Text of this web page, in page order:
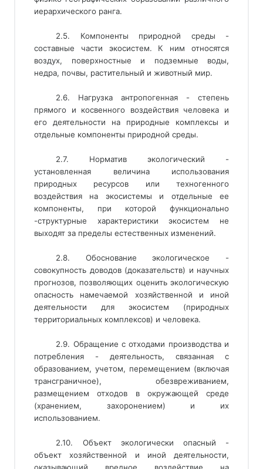
иерархического ранга.
2.5. Компоненты природной среды -
составные части экосистем. К ним относятся
воздух, поверхностные и подземные воды,
недра, почвы, растительный и животный мир.
2.6. Нагрузка антропогенная - степень
прямого и косвенного воздействия человека и
его деятельности на природные комплексы и
отдельные компоненты природной среды.
2.7. Норматив экологический -
установленная величина использования
природных ресурсов или техногенного
воздействия на экосистемы и отдельные ее
компоненты, при которой функционально
-структурные характеристики экосистем не
выходят за пределы естественных изменений.
2.8. Обоснование экологическое -
совокупность доводов (доказательств) и научных
прогнозов, позволяющих оценить экологическую
опасность намечаемой хозяйственной и иной
деятельности для экосистем (природных
территориальных комплексов) и человека.
2.9. Обращение с отходами производства и
потребления - деятельность, связанная с
образованием, учетом, перемещением (включая
трансграничное), обезвреживанием,
размещением отходов в окружающей среде
(хранением, захоронением) и их
использованием.
2.10. Объект экологически опасный -
объект хозяйственной и иной деятельности,